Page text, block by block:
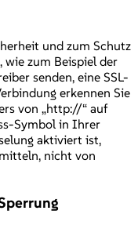
und zum Schutz
zum Beispiel der
senden, eine SSL-
erkennen Sie
von „http://“ auf
Symbol in Ihrer
aktiviert ist,
nicht von